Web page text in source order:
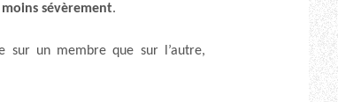
sévèrement.
sur un membre que sur l’autre,